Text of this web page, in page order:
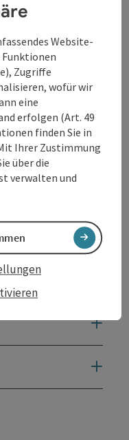
und Kasperls
Die solltest du
Website-
Zugriffe
wofür wir
eine
erfolgen (Art. 49
finden Sie in
Ihrer Zustimmung
über die
verwalten und